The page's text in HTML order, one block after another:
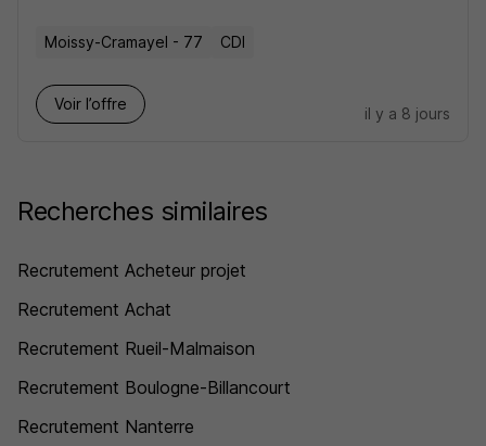
Moissy-Cramayel - 77 CDI
Voir l’offre
il y a 8 jours
Recherches similaires
Recrutement Acheteur projet
Recrutement Achat
Recrutement Rueil-Malmaison
Recrutement Boulogne-Billancourt
Recrutement Nanterre